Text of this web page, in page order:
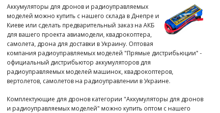
About Company
Обзоры
Категории
Бренды
Войти в B2B
Стать партнером
Аккумуляторы для дронов и радиоуправляемых
моделей можно купить с нашего склада в Днепре и
Киеве или сделать предварительный заказ на АКБ
для вашего проекта авиамодели, квадрокоптера,
самолета, дрона для доставки в Украину. Оптовая
компания радиоуправляемых моделей "Прямые дистрибьюции" -
официальный дистрибьютор аккумуляторов для
радиоуправляемых моделей машинок, квадрокоптеров,
вертолетов, самолетов на радиоуправлении в Украине.
Комплектующие для дронов категории "Аккумуляторы для дронов
и радиоуправляемых моделей" можно купить оптом с нашего